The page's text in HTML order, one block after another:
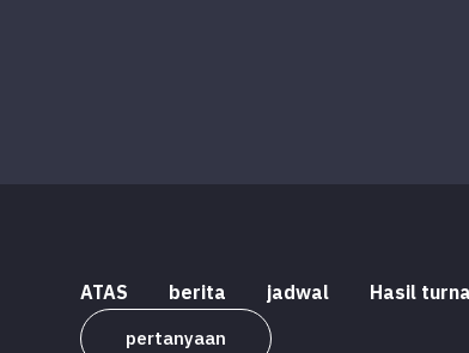
ATAS berita jadwal Hasil
pertanyaan